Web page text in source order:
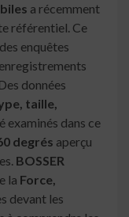
a récemment
référentiel. Ce
enquêtes
données
taille,
examinés dans ce
degrés aperçu
BOSSER
la Force,
devant les